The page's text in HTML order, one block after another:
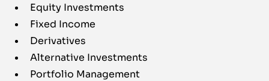
Equity Investments
Fixed Income
Derivatives
Alternative Investments
Portfolio Management